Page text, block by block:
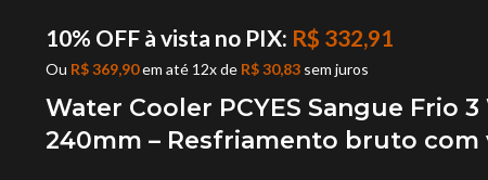
10% OFF à vista no PIX: R$ 332,91
Ou R$369,90em até 12x de R$30,83sem juros
Water Cooler PCYES Sangue Frio
240mm – Resfriamento bruto com